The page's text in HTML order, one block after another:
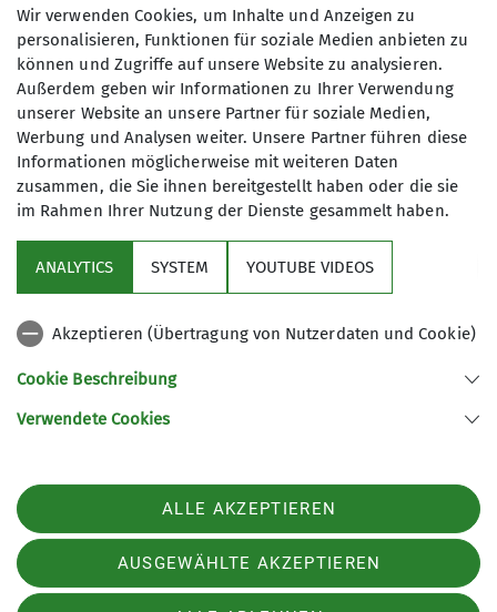
Details
Partnachklamm: Eintritt 10€
Eckbauerbahn: Berg-/Talfahrt 26€
Service
Gruppen
82323 Tutzing
Telefon +4981588119
Wir verwenden Cookies, um Inhalte und Anzeigen zu
personalisieren, Funktionen für soziale Medien anbieten zu
können und Zugriffe auf unsere Website zu analysieren.
Außerdem geben wir Informationen zu Ihrer Verwendung
unserer Website an unsere Partner für soziale Medien,
Werbung und Analysen weiter. Unsere Partner führen diese
Informationen möglicherweise mit weiteren Daten
zusammen, die Sie ihnen bereitgestellt haben oder die sie
im Rahmen Ihrer Nutzung der Dienste gesammelt haben.
ANALYTICS SYSTEM YOUTUBE VIDEOS
Akzeptieren (Übertragung von Nutzerdaten und Cookie)
Cookie Beschreibung
Verwendete Cookies
ALLE AKZEPTIEREN
AUSGEWÄHLTE AKZEPTIEREN